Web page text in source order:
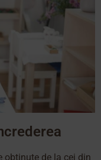
obținute de la cei din